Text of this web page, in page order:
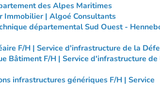
des Alpes Maritimes
Immobilier | Algoé Consultants
départemental Sud Ouest -
F/H | Service d'infrastructure de la
Bâtiment F/H | Service d'infrastructure de
infrastructures génériques F/H | Service